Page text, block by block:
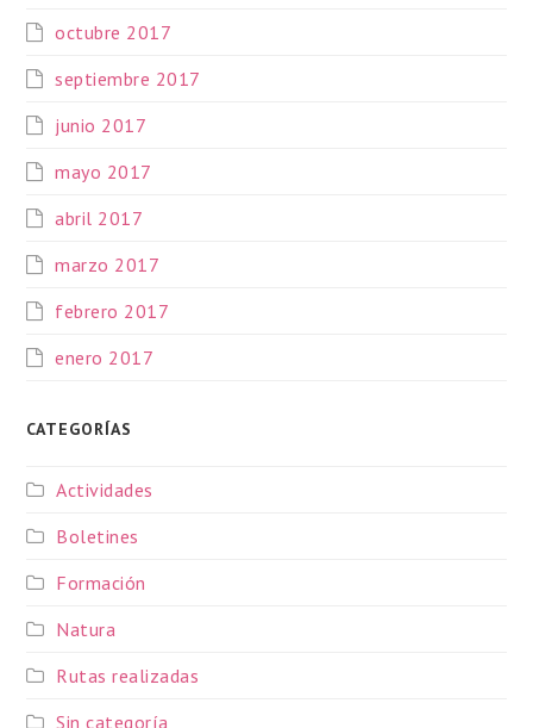
octubre 2017
septiembre 2017
junio 2017
mayo 2017
abril 2017
marzo 2017
febrero 2017
enero 2017
CATEGORÍAS
Actividades
Boletines
Formación
Natura
Rutas realizadas
Sin categoría